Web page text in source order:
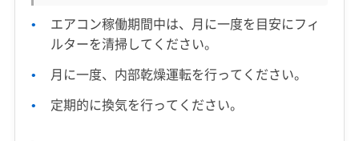
エアコン稼働期間中は、月に一度を目安にフィ
ルターを清掃してください。
月に一度、内部乾燥運転を行ってください。
定期的に換気を行ってください。